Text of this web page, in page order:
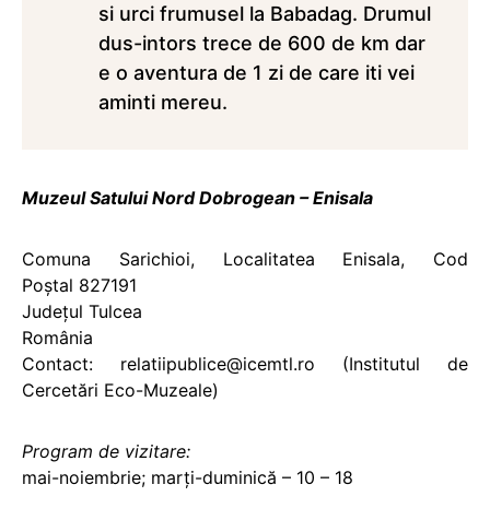
si urci frumusel la Babadag. Drumul
dus-intors trece de 600 de km dar
e o aventura de 1 zi de care iti vei
aminti mereu.
Muzeul Satului Nord Dobrogean – Enisala
Comuna Sarichioi, Localitatea Enisala, Cod
Poştal 827191
Judeţul Tulcea
România
Contact: relatiipublice@icemtl.ro (Institutul de
Cercetări Eco-Muzeale)
Program de vizitare:
mai-noiembrie; marţi-duminică – 10 – 18